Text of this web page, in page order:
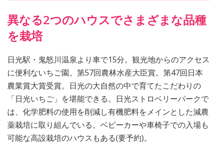
異なる2つのハウスでさまざまな品種
を栽培
日光駅・鬼怒川温泉より車で15分。観光地からのアクセス
に便利ないちご園。第57回農林水産大臣賞。第47回日本
農業賞大賞受賞。日光の大自然の中で育てたこだわりの
「日光いちご」を堪能できる。日光ストロベリーパークで
は、化学肥料の使用を削減し有機肥料をメインとした減農
薬栽培に取り組んでいる。ベビーカーや車椅子での入場も
可能な高設栽培のハウスもある(要予約)。